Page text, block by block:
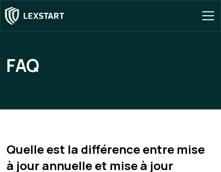
FAQ
Quelle est la différence entre mise
à jour annuelle et mise à jour